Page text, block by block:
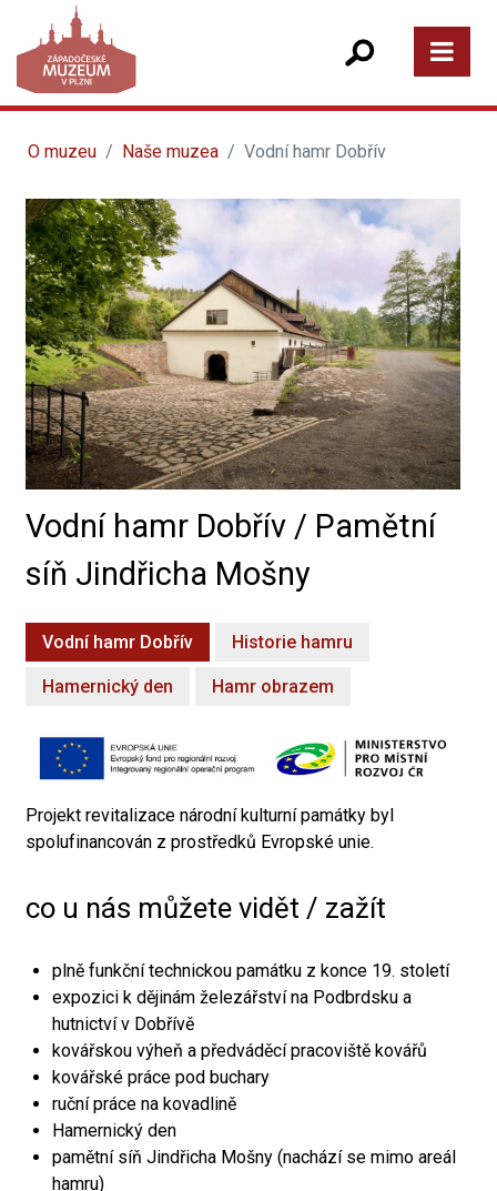
O muzeu Naše muzea Vodní hamr Dobřív
Vodní hamr Dobřív / Pamětní
síň Jindřicha Mošny
Vodní hamr Dobřív Historie hamru
Hamernický den Hamr obrazem
Projekt revitalizace národní kulturní památky byl
spolufinancován z prostředků Evropské unie.
co u nás můžete vidět / zažít
plně funkční technickou památku z konce 19. století
expozici k dějinám železářství na Podbrdsku a
hutnictví v Dobřívě
kovářskou výheň a předváděcí pracoviště kovářů
kovářské práce pod buchary
ruční práce na kovadlině
Hamernický den
pamětní síň Jindřicha Mošny (nachází se mimo areál
hamru)